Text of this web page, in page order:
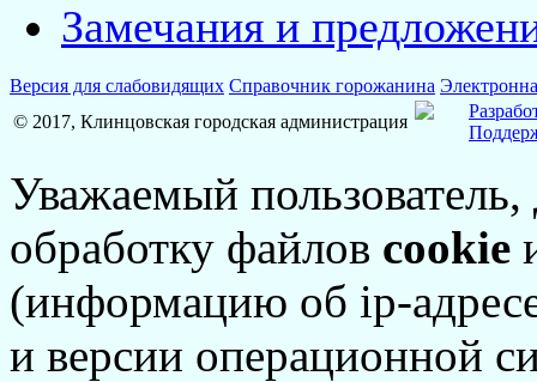
Замечания и
Версия для слабовидящих Справочник горожанина
© 2017, Клинцовская городская администрация
Уважаемый
обработку файлов cookie
(информацию об ip-
и версии операционной